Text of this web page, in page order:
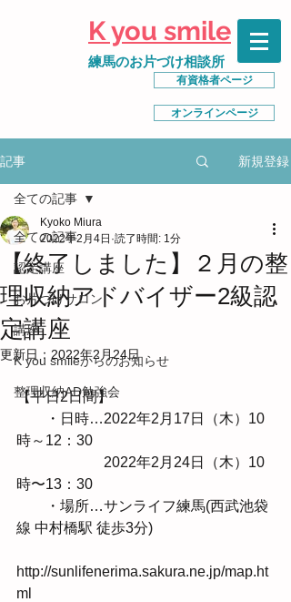
K you smile
練馬のお片づけ相談所
有資格者ページ
オンラインページ
記事 新規登録
全ての記事
認定講座
お片づけサロン
講座
K you smileからのお知らせ
整理収納AD勉強会
全ての記事
【終了しました】２月の整
理収納アドバイザー2級認
定講座
Kyoko Miura
2022年2月4日 読了時間: 1分
更新日： 2022年2月24日
【平日2日間】
・日時…2022年2月17日（木）10
時～12：30
2022年2月24日（木）10
時〜13：30
・場所…サンライフ練馬(西武池袋
線 中村橋駅 徒歩3分)
http://sunlifenerima.sakura.ne.jp/map.ht
ml